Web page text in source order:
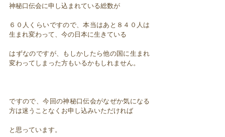
神秘口伝会に申し込まれている総数が
６０人くらいですので、本当はあと８４０人は
生まれ変わって、今の日本に生きている
はずなのですが、もしかしたら他の国に生まれ
変わってしまった方もいるかもしれません。
ですので、今回の神秘口伝会がなぜか気になる
方は迷うことなくお申し込みいただければ
と思っています。